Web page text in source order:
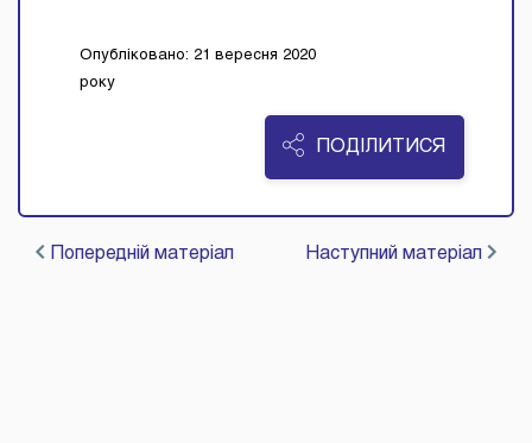
Опубліковано: 21 вересня 2020
року
ПОДІЛИТИСЯ
Попередній матеріал Наступний матеріал